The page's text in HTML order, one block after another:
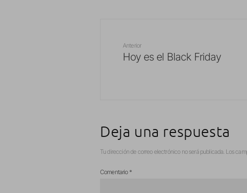
Anterior
Hoy es el Black Friday
Deja una respuesta
Tu dirección de correo electrónico no será publicada. Los
Comentario *